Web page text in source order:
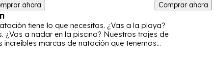
ahora Comprar ahora
tiene lo que necesitas. ¿Vas a la playa?
a nadar en la piscina? Nuestros trajes de
marcas de natación que tenemos